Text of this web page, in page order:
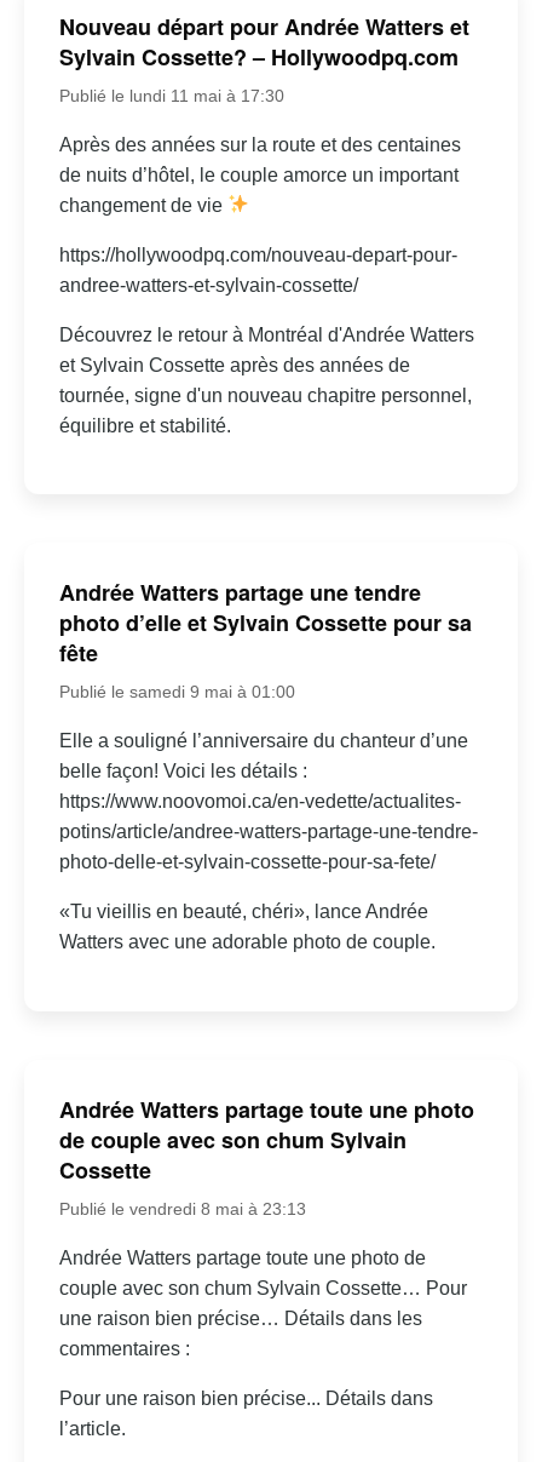
Nouveau départ pour Andrée Watters et
Sylvain Cossette? – Hollywoodpq.com
Publié le lundi 11 mai à 17:30
Après des années sur la route et des centaines
de nuits d’hôtel, le couple amorce un important
changement de vie
https://hollywoodpq.com/nouveau-depart-pour-
andree-watters-et-sylvain-cossette/
Découvrez le retour à Montréal d'Andrée Watters
et Sylvain Cossette après des années de
tournée, signe d'un nouveau chapitre personnel,
équilibre et stabilité.
Andrée Watters partage une tendre
photo d’elle et Sylvain Cossette pour sa
fête
Publié le samedi 9 mai à 01:00
Elle a souligné l’anniversaire du chanteur d’une
belle façon! Voici les détails :
https://www.noovomoi.ca/en-vedette/actualites-
potins/article/andree-watters-partage-une-tendre-
photo-delle-et-sylvain-cossette-pour-sa-fete/
«Tu vieillis en beauté, chéri», lance Andrée
Watters avec une adorable photo de couple.
Andrée Watters partage toute une photo
de couple avec son chum Sylvain
Cossette
Publié le vendredi 8 mai à 23:13
Andrée Watters partage toute une photo de
couple avec son chum Sylvain Cossette… Pour
une raison bien précise… Détails dans les
commentaires :
Pour une raison bien précise... Détails dans
l’article.